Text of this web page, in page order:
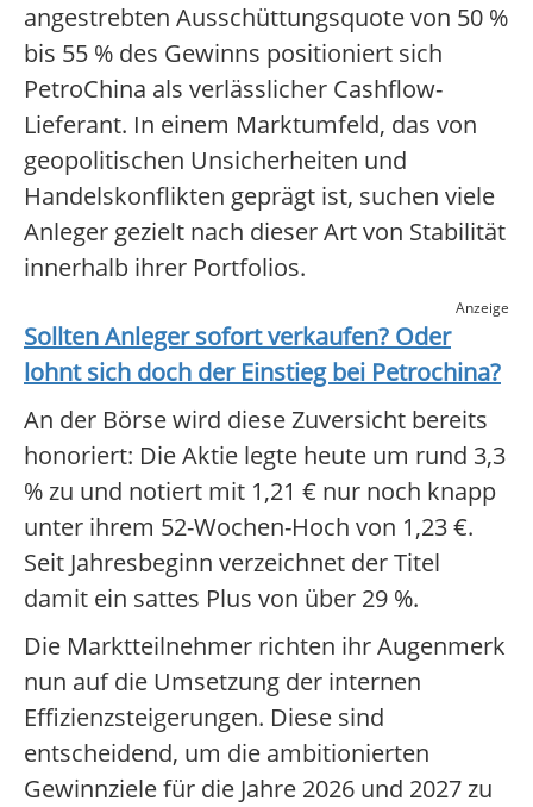
angestrebten Ausschüttungsquote von 50 %
bis 55 % des Gewinns positioniert sich
PetroChina als verlässlicher Cashflow-
Lieferant. In einem Marktumfeld, das von
geopolitischen Unsicherheiten und
Handelskonflikten geprägt ist, suchen viele
Anleger gezielt nach dieser Art von Stabilität
innerhalb ihrer Portfolios.
Anzeige
Sollten Anleger sofort verkaufen? Oder
lohnt sich doch der Einstieg bei Petrochina?
An der Börse wird diese Zuversicht bereits
honoriert: Die Aktie legte heute um rund 3,3
% zu und notiert mit 1,21 € nur noch knapp
unter ihrem 52-Wochen-Hoch von 1,23 €.
Seit Jahresbeginn verzeichnet der Titel
damit ein sattes Plus von über 29 %.
Die Marktteilnehmer richten ihr Augenmerk
nun auf die Umsetzung der internen
Effizienzsteigerungen. Diese sind
entscheidend, um die ambitionierten
Gewinnziele für die Jahre 2026 und 2027 zu